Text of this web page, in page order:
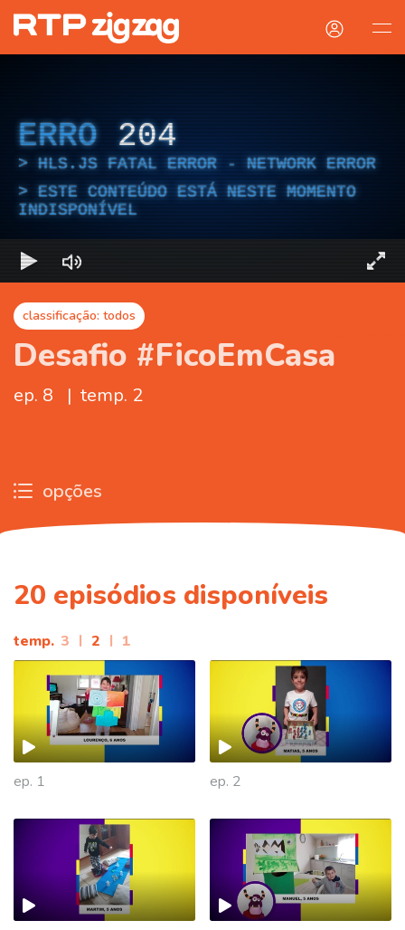
ERRO 204
HLS.JS FATAL ERROR - NETWORK ERROR
ESTE CONTEÚDO ESTÁ NESTE MOMENTO
INDISPONÍVEL
classificação: todos
Desafio #FicoEmCasa
ep. 8 | temp. 2
opções
20 episódios disponíveis
temp. 3 | 2 | 1
ep. 1 ep. 2